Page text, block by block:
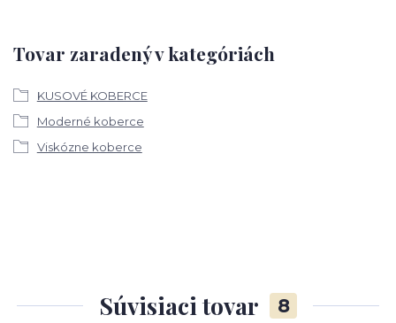
Tovar zaradený v kategóriách
KUSOVÉ KOBERCE
Moderné koberce
Viskózne koberce
Súvisiaci tovar 8